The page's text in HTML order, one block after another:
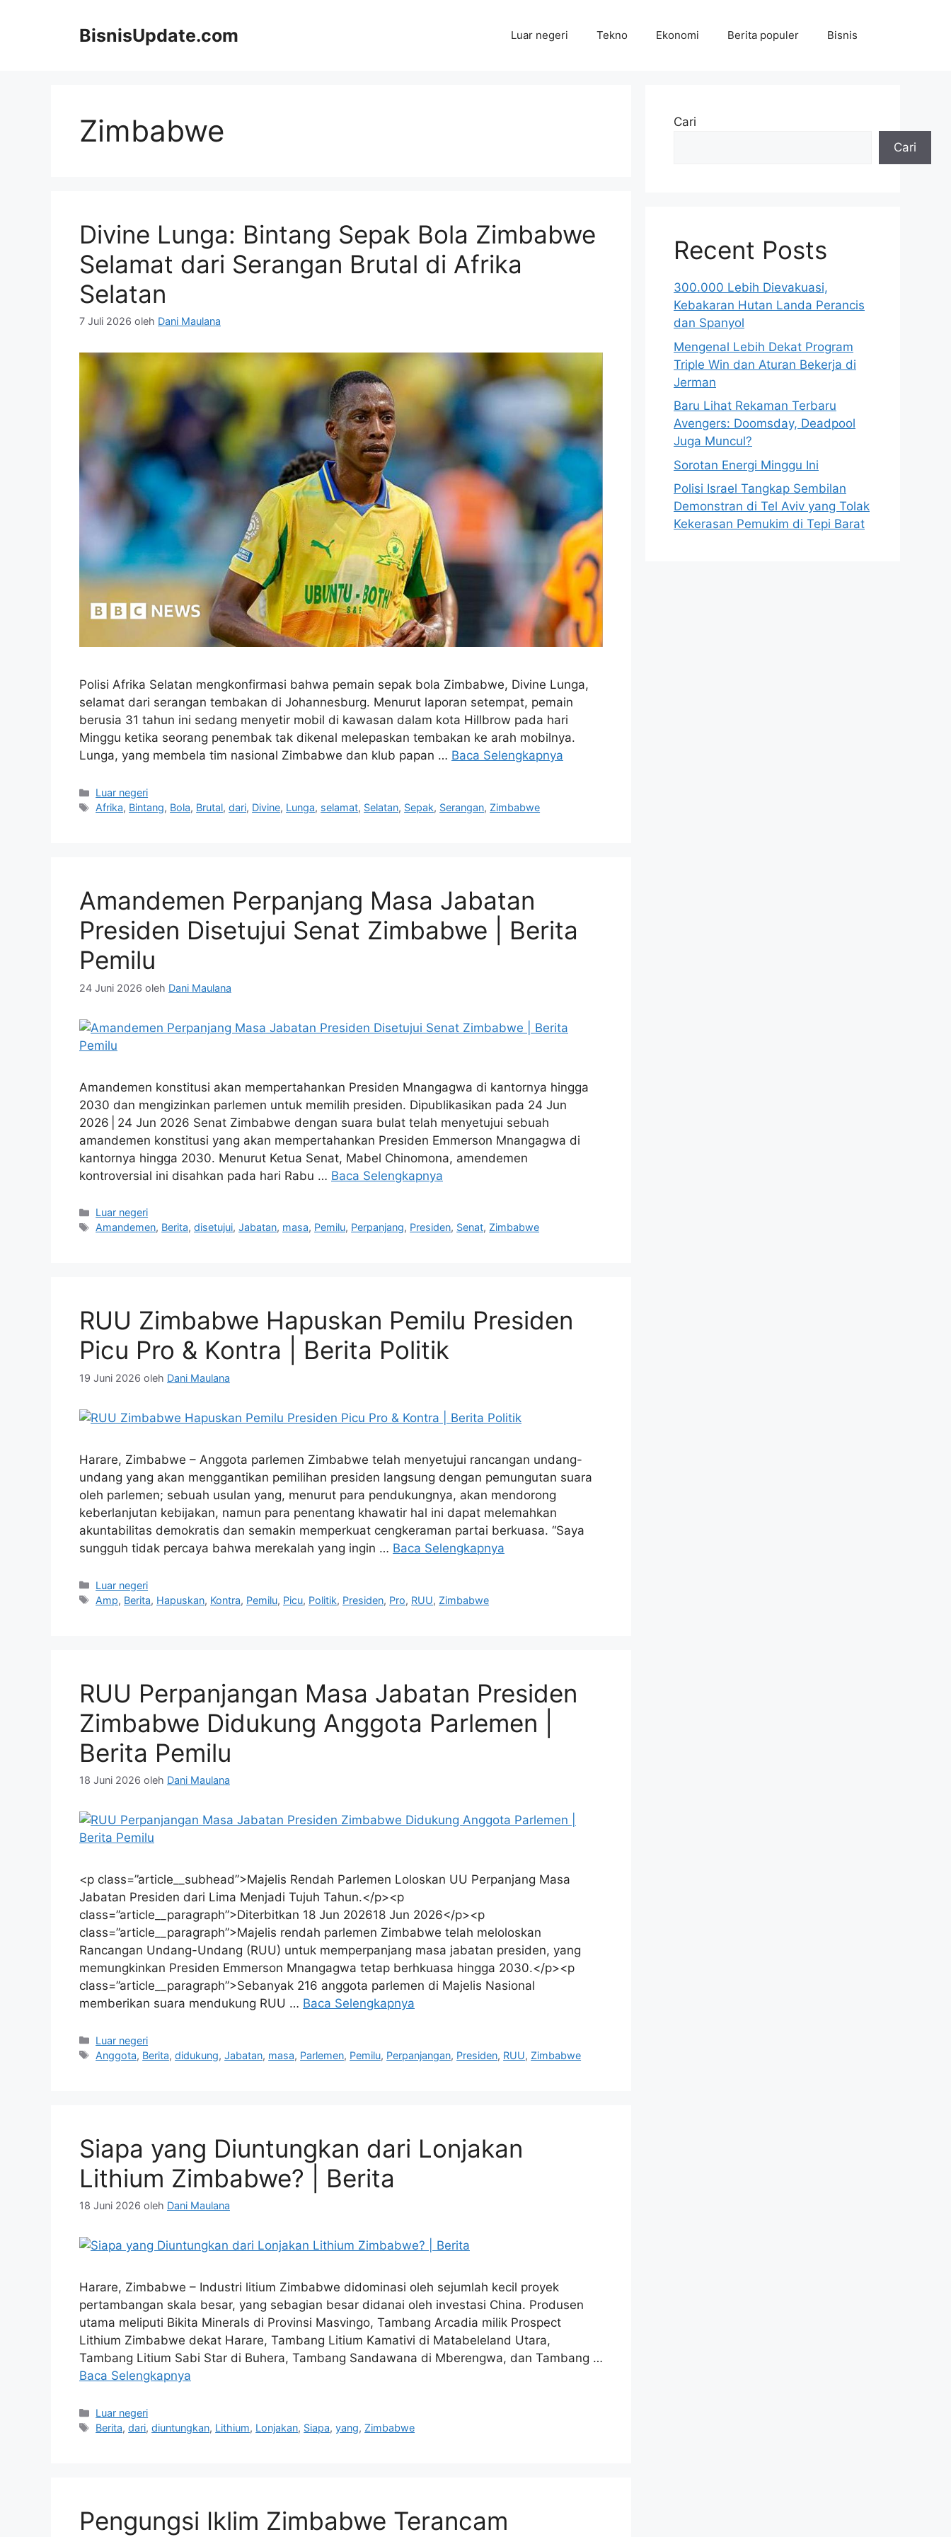
BisnisUpdate.com Luar negeri Tekno Ekonomi Berita populer Bisnis
Zimbabwe
Divine Lunga: Bintang Sepak Bola Zimbabwe
Selamat dari Serangan Brutal di Afrika
Selatan
7 Juli 2026 oleh Dani Maulana
Polisi Afrika Selatan mengkonfirmasi bahwa pemain sepak bola Zimbabwe, Divine Lunga,
selamat dari serangan tembakan di Johannesburg. Menurut laporan setempat, pemain
berusia 31 tahun ini sedang menyetir mobil di kawasan dalam kota Hillbrow pada hari
Minggu ketika seorang penembak tak dikenal melepaskan tembakan ke arah mobilnya.
Lunga, yang membela tim nasional Zimbabwe dan klub papan … Baca Selengkapnya
Kategori
Luar negeri
Tag
Afrika, Bintang, Bola, Brutal,dari, Divine, Lunga, selamat, Selatan, Sepak, Serangan, Zimbabwe
Amandemen Perpanjang Masa Jabatan
Presiden Disetujui Senat Zimbabwe | Berita
Pemilu
24 Juni 2026 oleh Dani Maulana
Amandemen konstitusi akan mempertahankan Presiden Mnangagwa di kantornya hingga
2030 dan mengizinkan parlemen untuk memilih presiden. Dipublikasikan pada 24 Jun
2026 | 24 Jun 2026 Senat Zimbabwe dengan suara bulat telah menyetujui sebuah
amandemen konstitusi yang akan mempertahankan Presiden Emmerson Mnangagwa di
kantornya hingga 2030. Menurut Ketua Senat, Mabel Chinomona, amendemen
kontroversial ini disahkan pada hari Rabu … Baca Selengkapnya
Kategori
Luar negeri
Tag
Amandemen, Berita,disetujui,Jabatan, masa, Pemilu, Perpanjang, Presiden, Senat, Zimbabwe
RUU Zimbabwe Hapuskan Pemilu Presiden
Picu Pro & Kontra | Berita Politik
19 Juni 2026 oleh Dani Maulana
Harare, Zimbabwe – Anggota parlemen Zimbabwe telah menyetujui rancangan undang-
undang yang akan menggantikan pemilihan presiden langsung dengan pemungutan suara
oleh parlemen; sebuah usulan yang, menurut para pendukungnya, akan mendorong
keberlanjutan kebijakan, namun para penentang khawatir hal ini dapat melemahkan
akuntabilitas demokratis dan semakin memperkuat cengkeraman partai berkuasa. “Saya
sungguh tidak percaya bahwa merekalah yang ingin … Baca Selengkapnya
Kategori
Luar negeri
Tag
Amp, Berita, Hapuskan, Kontra, Pemilu, Picu, Politik, Presiden, Pro, RUU, Zimbabwe
RUU Perpanjangan Masa Jabatan Presiden
Zimbabwe Didukung Anggota Parlemen |
Berita Pemilu
18 Juni 2026 oleh Dani Maulana
<p class=”article__subhead”>Majelis Rendah Parlemen Loloskan UU Perpanjang Masa
Jabatan Presiden dari Lima Menjadi Tujuh Tahun.</p><p
class=”article__paragraph”>Diterbitkan 18 Jun 202618 Jun 2026</p><p
class=”article__paragraph”>Majelis rendah parlemen Zimbabwe telah meloloskan
Rancangan Undang-Undang (RUU) untuk memperpanjang masa jabatan presiden, yang
memungkinkan Presiden Emmerson Mnangagwa tetap berhkuasa hingga 2030.</p><p
class=”article__paragraph”>Sebanyak 216 anggota parlemen di Majelis Nasional
memberikan suara mendukung RUU … Baca Selengkapnya
Kategori
Luar negeri
Tag
Anggota, Berita,didukung,Jabatan, masa, Parlemen, Pemilu, Perpanjangan, Presiden, RUU, Zimbabwe
Siapa yang Diuntungkan dari Lonjakan
Lithium Zimbabwe? | Berita
18 Juni 2026 oleh Dani Maulana
Harare, Zimbabwe – Industri litium Zimbabwe didominasi oleh sejumlah kecil proyek
pertambangan skala besar, yang sebagian besar didanai oleh investasi China. Produsen
utama meliputi Bikita Minerals di Provinsi Masvingo, Tambang Arcadia milik Prospect
Lithium Zimbabwe dekat Harare, Tambang Litium Kamativi di Matabeleland Utara,
Tambang Litium Sabi Star di Buhera, Tambang Sandawana di Mberengwa, dan Tambang …
Baca Selengkapnya
Kategori
Luar negeri
Tag
Berita,dari,diuntungkan, Lithium, Lonjakan, Siapa,yang, Zimbabwe
Pengungsi Iklim Zimbabwe Terancam
Cari
Cari
Recent Posts
300.000 Lebih Dievakuasi,
Kebakaran Hutan Landa Perancis
dan Spanyol
Mengenal Lebih Dekat Program
Triple Win dan Aturan Bekerja di
Jerman
Baru Lihat Rekaman Terbaru
Avengers: Doomsday, Deadpool
Juga Muncul?
Sorotan Energi Minggu Ini
Polisi Israel Tangkap Sembilan
Demonstran di Tel Aviv yang Tolak
Kekerasan Pemukim di Tepi Barat